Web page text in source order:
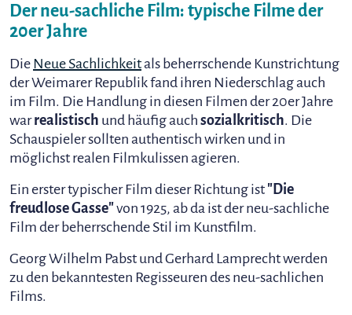
Der neu-sachliche Film: typische Filme der
20er Jahre
Die Neue Sachlichkeitals beherrschende Kunstrichtung
der Weimarer Republik fand ihren Niederschlag auch
im Film. Die Handlung in diesen Filmen der 20er Jahre
warrealistisch und häufig auch sozialkritisch. Die
Schauspieler sollten authentisch wirken und in
möglichst realen Filmkulissen agieren.
Ein erster typischer Film dieser Richtung ist "Die
freudlose Gasse" von 1925, ab da ist der neu-sachliche
Film der beherrschende Stil im Kunstfilm.
Georg Wilhelm Pabst und Gerhard Lamprecht werden
zu den bekanntesten Regisseuren des neu-sachlichen
Films.